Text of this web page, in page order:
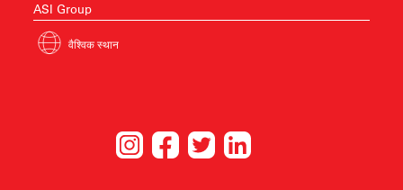
ASI Group
वैश्विक स्थान